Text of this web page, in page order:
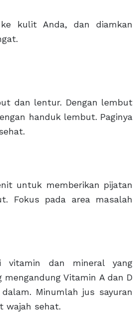
kulit Anda, dan diamkan
dengan air hangat.
dan lentur. Dengan lembut
handuk lembut. Paginya
lembut dan sehat.
untuk memberikan pijatan
Fokus pada area masalah
vitamin dan mineral yang
Vitamin A dan D
Minumlah jus sayuran
wajah sehat.